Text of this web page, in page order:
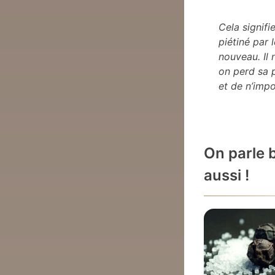
Cela
piétiné par
nouveau. Il
on perd sa
et de
On parle
aussi !